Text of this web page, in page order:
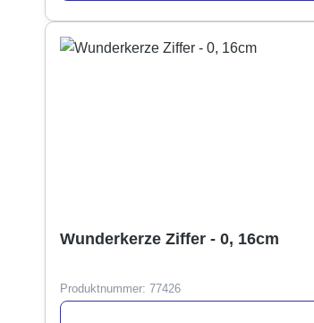
Wunderkerze Ziffer - 0, 16cm
Produktnummer: 77426